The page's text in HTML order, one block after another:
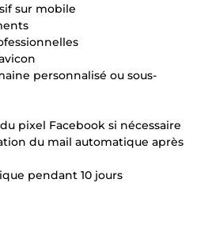
sur mobile
personnalisé ou sous-
pixel Facebook si nécessaire
du mail automatique après
pendant 10 jours